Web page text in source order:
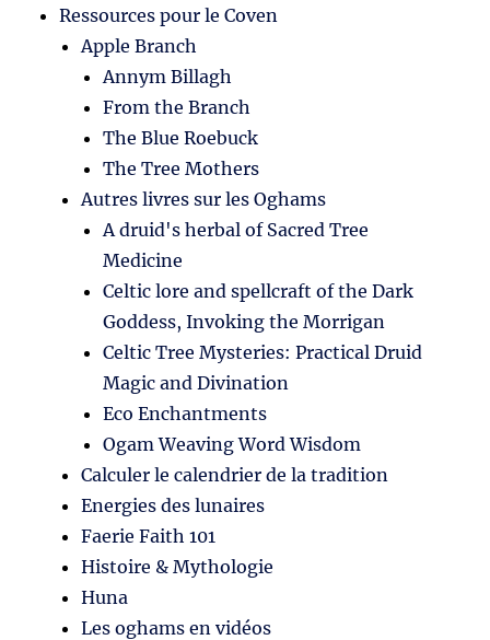
Ressources pour le Coven
Apple Branch
Annym Billagh
From the Branch
The Blue Roebuck
The Tree Mothers
Autres livres sur les Oghams
A druid's herbal of Sacred Tree
Medicine
Celtic lore and spellcraft of the Dark
Goddess, Invoking the Morrigan
Celtic Tree Mysteries: Practical Druid
Magic and Divination
Eco Enchantments
Ogam Weaving Word Wisdom
Calculer le calendrier de la tradition
Energies des lunaires
Faerie Faith 101
Histoire & Mythologie
Huna
Les oghams en vidéos